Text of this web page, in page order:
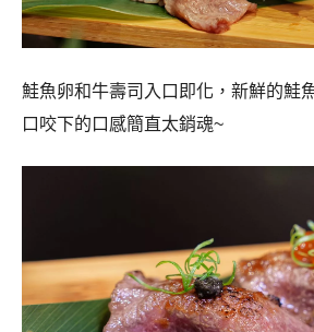
鮭魚卵和牛壽司入口即化，新鮮的鮭
口咬下的口感簡直太銷魂~